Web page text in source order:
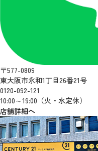
〒577-0809
東大阪市永和1丁目26番21号
0120-092-121
10:00～19:00（火・水定休）
店舗詳細へ